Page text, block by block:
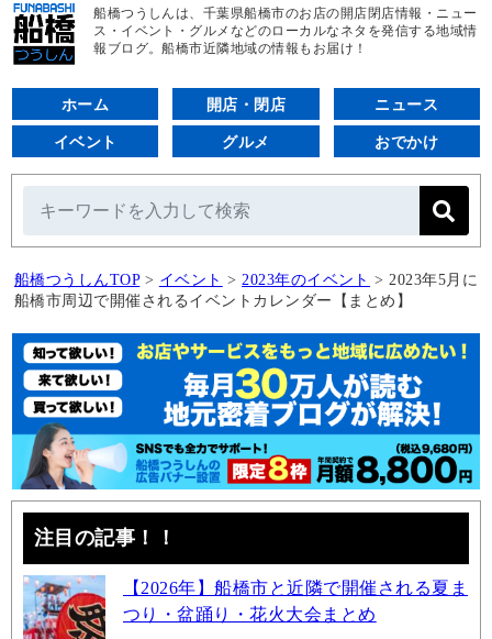
船橋つうしんは、千葉県船橋市のお店の開店閉店情報・ニュー
ス・イベント・グルメなどのローカルなネタを発信する地域情
報ブログ。船橋市近隣地域の情報もお届け！
ホーム 開店・閉店 ニュース
イベント グルメ おでかけ
船橋つうしんTOP > イベント > 2023年のイベント > 2023年5月に
船橋市周辺で開催されるイベントカレンダー【まとめ】
注目の記事！！
【2026年】船橋市と近隣で開催される夏ま
つり・盆踊り・花火大会まとめ